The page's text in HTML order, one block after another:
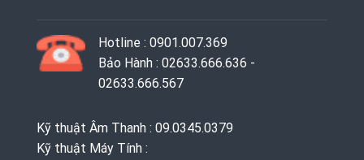
Hotline : 0901.007.369
Bảo Hành : 02633.666.636 -
02633.666.567
Kỹ thuật Âm Thanh : 09.0345.0379
Kỹ thuật Máy Tính :